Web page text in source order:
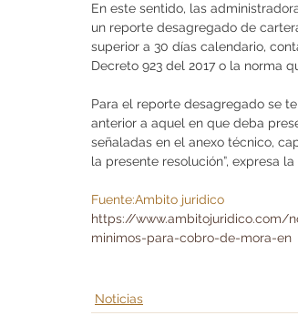
En este sentido, las
un reporte desagregado de
superior a 30 días calendario,
Decreto 923 del 2017 o la norma
Para el reporte desagregado se
anterior a aquel en que deba
señaladas en el anexo técnico,
la presente resolución”, expresa la
Fuente:Ambito juridico
https://www.ambitojuridico.com/
minimos-para-cobro-de-mora-en
Noticias